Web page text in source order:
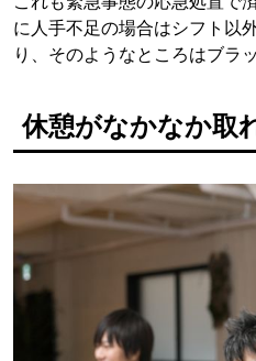
に人手不足の場合はシフト以
り、そのようなところはブラ
休憩がなかなか取